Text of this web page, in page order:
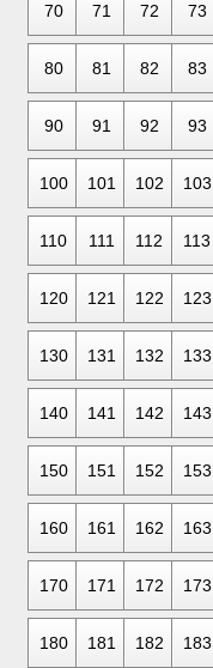
70 71 72 73
80 81 82 83
90 91 92 93
100 101 102 103
110 111 112 113
120 121 122 123
130 131 132 133
140 141 142 143
150 151 152 153
160 161 162 163
170 171 172 173
180 181 182 183